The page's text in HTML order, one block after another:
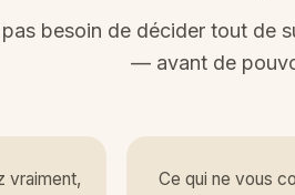
besoin de décider tout de
— avant de
vraiment,
Ce qui ne vous